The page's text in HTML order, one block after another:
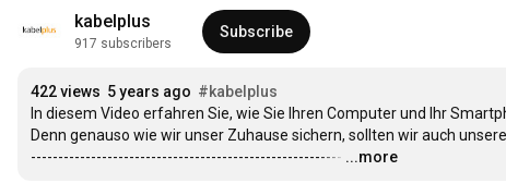
kabelplus
917 subscribers
Subscribe
422 views 5 years ago #kabelplus
In diesem Video erfahren Sie, wie Sie Ihren Computer und Ihr
Denn genauso wie wir unser Zuhause sichern, sollten wir auch
--------------------------------------------------------- …
...more